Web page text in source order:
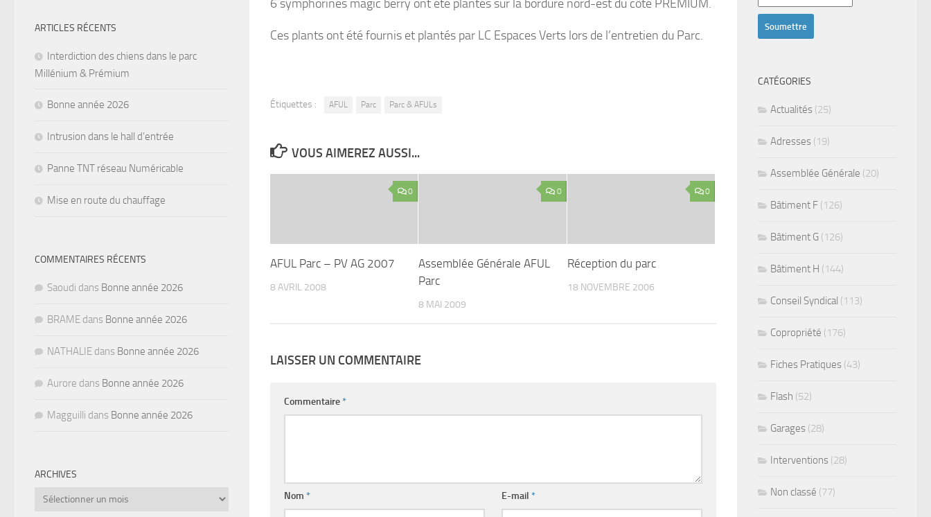
6 symphorines magic berry ont été plantés sur la bordure nord-est du côté PREMIUM.
Ces plants ont été fournis et plantés par LC Espaces Verts lors de l’entretien du Parc.
Étiquettes : AFUL Parc Parc & AFULs
VOUS AIMEREZ AUSSI...
0
AFUL Parc – PV AG 2007
8 AVRIL 2008
0
Assemblée Générale AFUL
Parc
8 MAI 2009
0
Réception du parc
18 NOVEMBRE 2006
LAISSER UN COMMENTAIRE
Commentaire*
Nom * E-mail*
ARTICLES RÉCENTS
Interdiction des chiens dans le parc
Millénium & Prémium
Bonne année 2026
Intrusion dans le hall d’entrée
Panne TNT réseau Numéricable
Mise en route du chauffage
COMMENTAIRES RÉCENTS
Saoudi dans Bonne année 2026
BRAME dans Bonne année 2026
NATHALIE dans Bonne année 2026
Aurore dans Bonne année 2026
Magguilli dans Bonne année 2026
ARCHIVES
Archives
CATÉGORIES
Actualités (25)
Adresses (19)
Assemblée Générale (20)
Bâtiment F (126)
Bâtiment G (126)
Bâtiment H (144)
Conseil Syndical (113)
Copropriété (176)
Fiches Pratiques (43)
Flash (52)
Garages (28)
Interventions (28)
Non classé (77)